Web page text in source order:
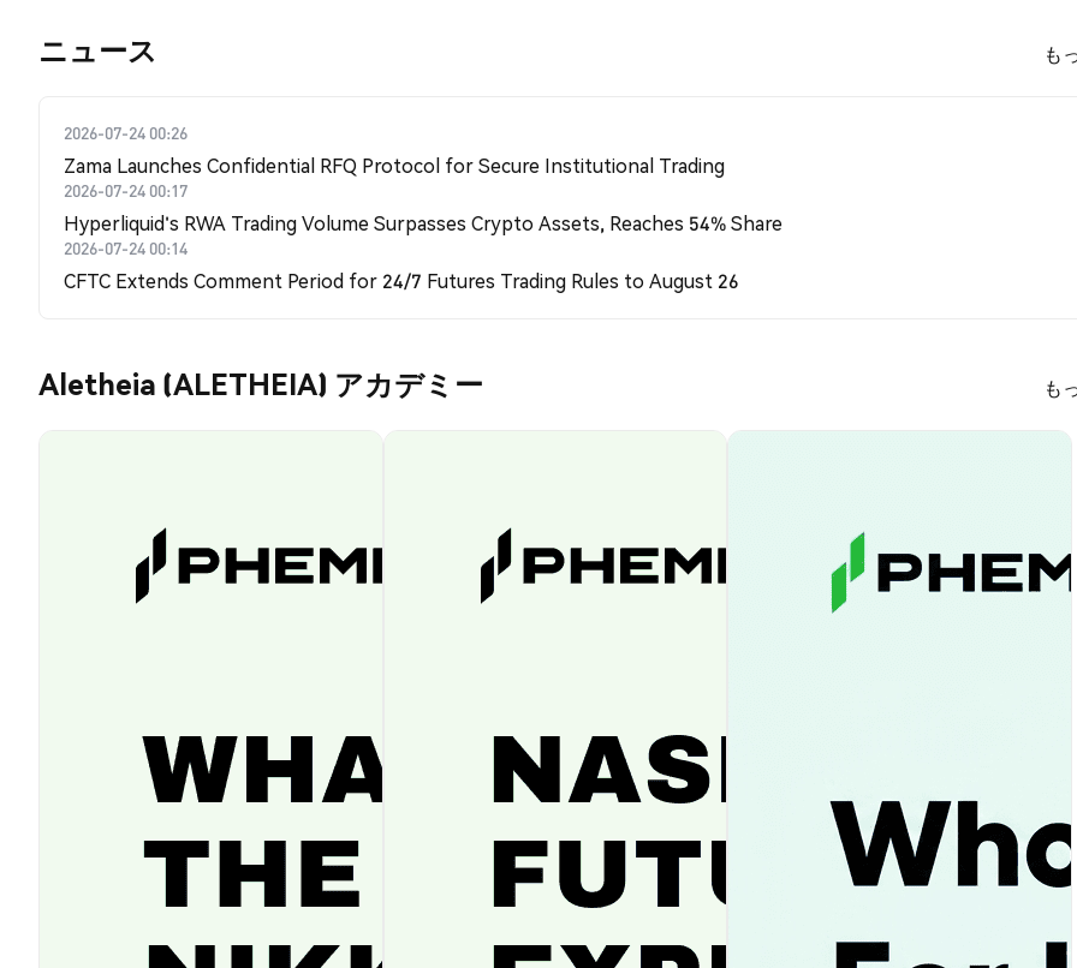
​​ニュース​​ も
2026-07-24 00:26
Zama Launches Confidential RFQ Protocol for Secure Institutional Trading
2026-07-24 00:17
Hyperliquid's RWA Trading Volume Surpasses Crypto Assets, Reaches 54% Share
2026-07-24 00:14
CFTC Extends Comment Period for 24/7 Futures Trading Rules to August 26
Aletheia (ALETHEIA) アカデミー も